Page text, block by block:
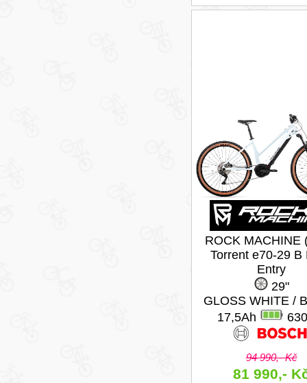
ROCK MACHINE
Torrent e70-29 B
Entry
29"
GLOSS WHITE /
17,5Ah
94 990,- Kč
81 990,-